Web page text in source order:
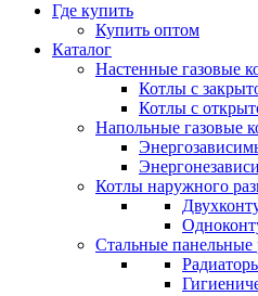
Где купить
Купить оптом
Каталог
Настенные газовые
Котлы с
Котлы с
Напольные газовые
Котлы наружного
Стальные панельные